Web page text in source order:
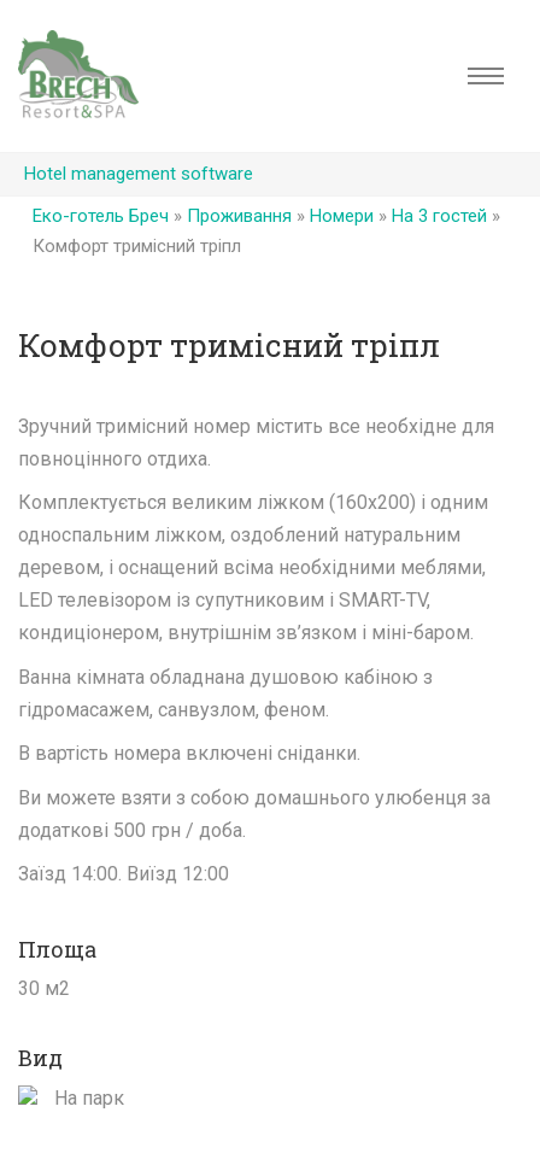
Hotel management software
Еко-готель Бреч » Проживання » Номери » На 3 гостей »
Комфорт тримісний тріпл
Комфорт тримісний тріпл
Зручний тримісний номер містить все необхідне для
повноцінного отдиха.
Комплектується великим ліжком (160х200) і одним
односпальним ліжком, оздоблений натуральним
деревом, і оснащений всіма необхідними меблями,
LED телевізором із супутниковим і SMART-TV,
кондиціонером, внутрішнім зв’язком і міні-баром.
Ванна кімната обладнана душовою кабіною з
гідромасажем, санвузлом, феном.
В вартість номера включені сніданки.
Ви можете взяти з собою домашнього улюбенця за
додаткові 500 грн / доба.
Заїзд 14:00. Виїзд 12:00
Площа
30 м2
Вид
На парк